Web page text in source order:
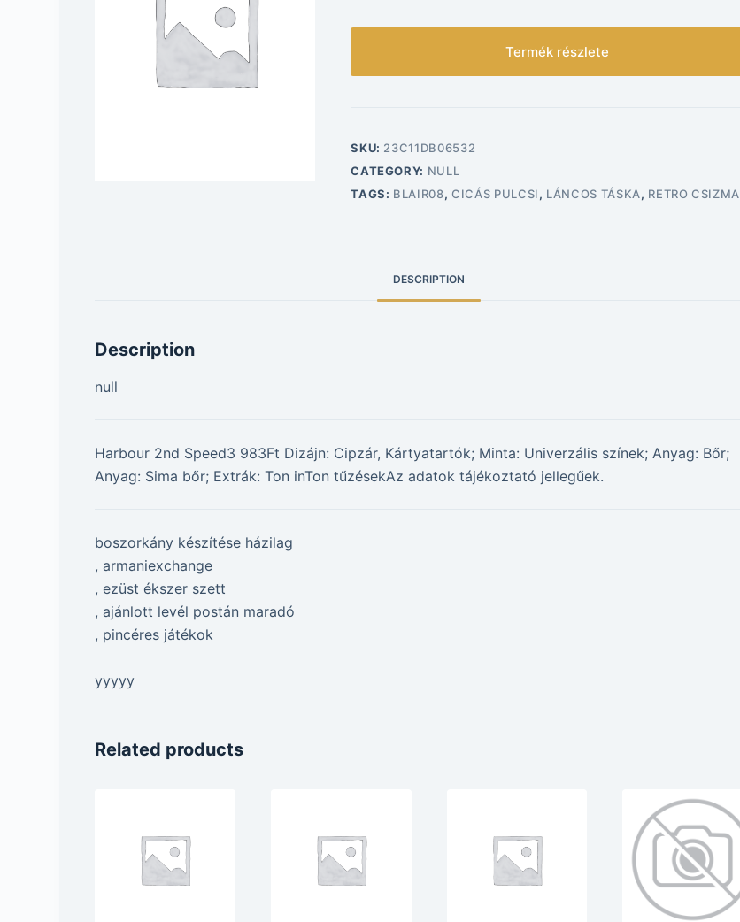
Termék részlete
SKU: 23C11DB06532
CATEGORY: NULL
TAGS: BLAIR08,CICÁS PULCSI, LÁNCOS TÁSKA, RETRO CSIZMA
DESCRIPTION
Description
null
Harbour 2nd Speed3 983Ft Dizájn: Cipzár, Kártyatartók; Minta: Univerzális színek; Anyag: Bőr;
Anyag: Sima bőr; Extrák: Ton inTon tűzésekAz adatok tájékoztató jellegűek.
boszorkány készítése házilag
, armaniexchange
, ezüst ékszer szett
, ajánlott levél postán maradó
, pincéres játékok
yyyyy
Related products